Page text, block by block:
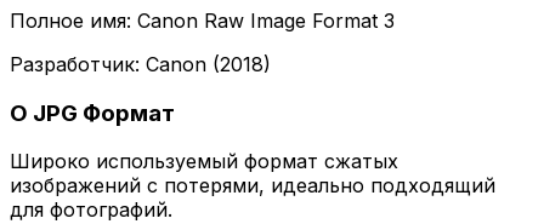
Полное имя: Canon Raw Image Format 3
Разработчик: Canon (2018)
О JPG Формат
Широко используемый формат сжатых
изображений с потерями, идеально подходящий
для фотографий.